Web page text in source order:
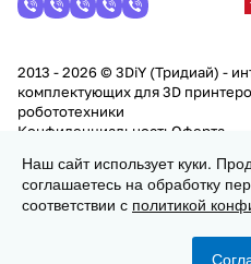
2013 - 2026 © 3DiY (Тридиай) -
комплектующих для 3D
робототехники
Конфиденциальность Оферта
Наш сайт использует куки.
соглашаетесь на обработку
соответствии с политикой